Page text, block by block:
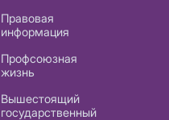
Правовая
информация
Профсоюзная
жизнь
Вышестоящий
государственный